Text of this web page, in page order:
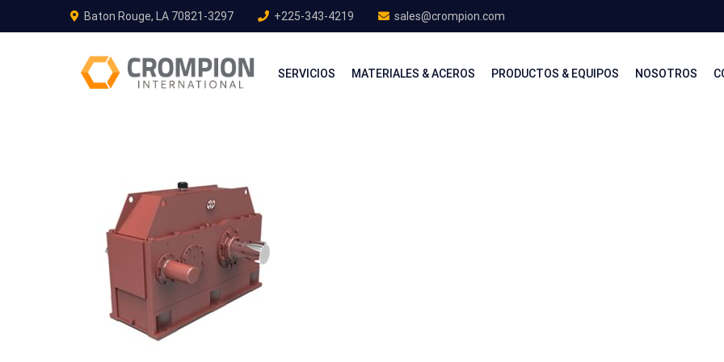
Baton Rouge, LA 70821-3297 +225-343-4219 sales@crompion.com
SERVICIOS MATERIALES & ACEROS PRODUCTOS & EQUIPOS NOSOTROS